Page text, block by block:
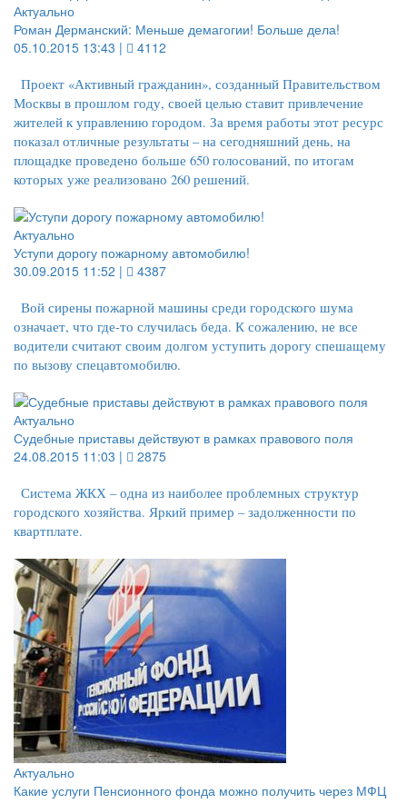
Актуально
Роман Дерманский: Меньше демагогии! Больше дела!
05.10.2015 13:43 |
4112
Проект «Активный гражданин», созданный Правительством
Москвы в прошлом году, своей целью ставит привлечение
жителей к управлению городом. За время работы этот ресурс
показал отличные результаты – на сегодняшний день, на
площадке проведено больше 650 голосований, по итогам
которых уже реализовано 260 решений.
Актуально
Уступи дорогу пожарному автомобилю!
30.09.2015 11:52 |
4387
Вой сирены пожарной машины среди городского шума
означает, что где-то случилась беда. К сожалению, не все
водители считают своим долгом уступить дорогу спешащему
по вызову спецавтомобилю.
Актуально
Судебные приставы действуют в рамках правового поля
24.08.2015 11:03 |
2875
Система ЖКХ – одна из наиболее проблемных структур
городского хозяйства. Яркий пример – задолженности по
квартплате.
Актуально
Какие услуги Пенсионного фонда можно получить через МФЦ